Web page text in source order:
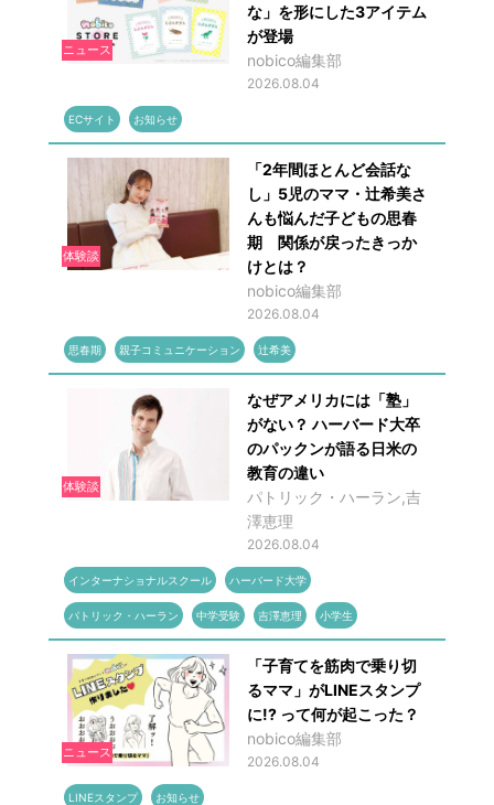
ニュース
な」を形にした3アイテム
が登場
nobico編集部
2026.08.04
ECサイト お知らせ
体験談
「2年間ほとんど会話な
し」5児のママ・辻希美さ
んも悩んだ子どもの思春
期 関係が戻ったきっか
けとは？
nobico編集部
2026.08.04
思春期 親子コミュニケーション 辻希美
体験談
なぜアメリカには「塾」
がない？ ハーバード大卒
のパックンが語る日米の
教育の違い
パトリック・ハーラン,吉
澤恵理
2026.08.04
インターナショナルスクール ハーバード大学
パトリック・ハーラン 中学受験 吉澤恵理 小学生
ニュース
「子育てを筋肉で乗り切
るママ」がLINEスタンプ
に!? って何が起こった？
nobico編集部
2026.08.04
LINEスタンプ お知らせ